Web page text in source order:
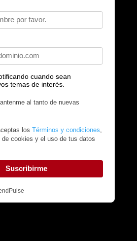
cuando sean
temas de interés.
al tanto de nuevas
los Términos y condiciones
cookies y el uso de tus datos
Suscribirme